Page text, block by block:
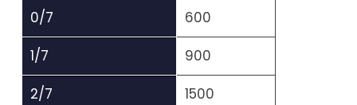
0/7
600
1/7
900
2/7
1500